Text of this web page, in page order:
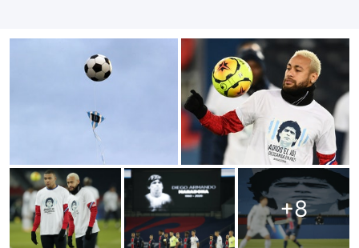
+8